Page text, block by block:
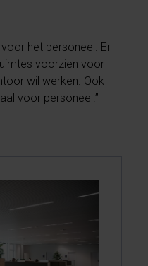
het personeel. Er
voorzien voor
wil werken. Ook
voor personeel.”